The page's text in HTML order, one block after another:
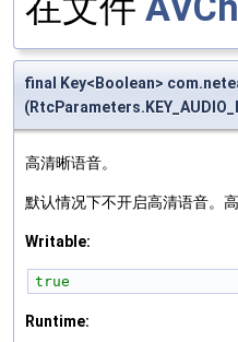
final Key<Boolean>
高清晰语音。
默认情况下不开启高清语音。
Writable:
true
Runtime: